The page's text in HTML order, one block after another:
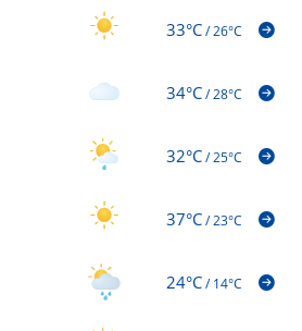
33°C/26°C
34°C/28°C
32°C/25°C
37°C/23°C
24°C/14°C